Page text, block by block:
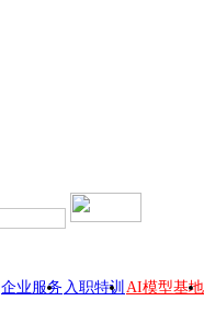
企业服务 入职特训 AI模型基地